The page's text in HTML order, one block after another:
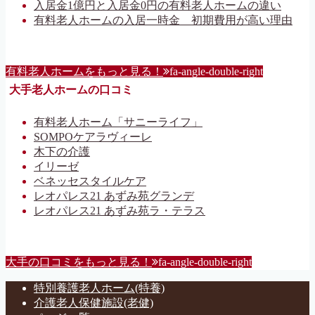
入居金1億円と入居金0円の有料老人ホームの違い
有料老人ホームの入居一時金 初期費用が高い理由
有料老人ホームをもっと見る！ fa-angle-double-right
大手老人ホームの口コミ
有料老人ホーム「サニーライフ」
SOMPOケアラヴィーレ
木下の介護
イリーゼ
ベネッセスタイルケア
レオパレス21 あずみ苑グランデ
レオパレス21 あずみ苑ラ・テラス
大手の口コミをもっと見る！ fa-angle-double-right
特別養護老人ホーム(特養)
介護老人保健施設(老健)